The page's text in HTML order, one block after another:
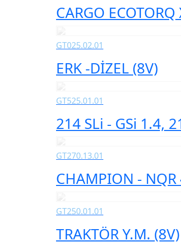
CARGO
GT025.02.01
ERK -DİZEL (8V)
GT525.01.01
214 SLi - GSi 1.4,
GT270.13.01
CHAMPION -
GT250.01.01
TRAKTÖR Y.M. (8V)